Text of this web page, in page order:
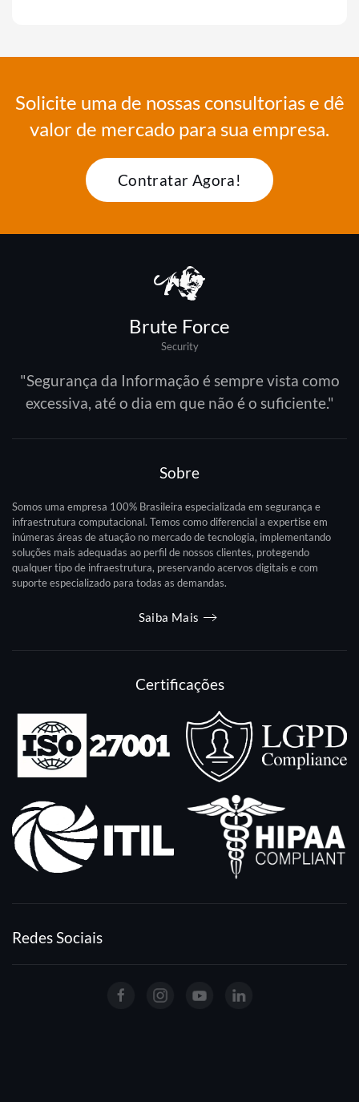
Solicite uma de nossas consultorias e dê
valor de mercado para sua empresa.
Contratar Agora!
Brute Force
Security
"Segurança da Informação é sempre vista como
excessiva, até o dia em que não é o suficiente."
Sobre
Somos uma empresa 100% Brasileira especializada em segurança e
infraestrutura computacional. Temos como diferencial a expertise em
inúmeras áreas de atuação no mercado de tecnologia, implementando
soluções mais adequadas ao perfil de nossos clientes, protegendo
qualquer tipo de infraestrutura, preservando acervos digitais e com
suporte especializado para todas as demandas.
Saiba Mais
Certificações
Redes Sociais